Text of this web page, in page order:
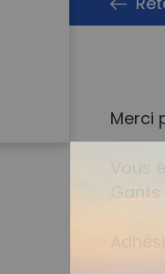
Merci
Gants